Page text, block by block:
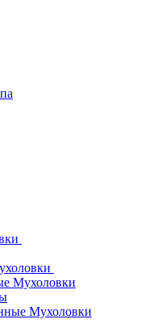
Мухоловки
Мухоловки